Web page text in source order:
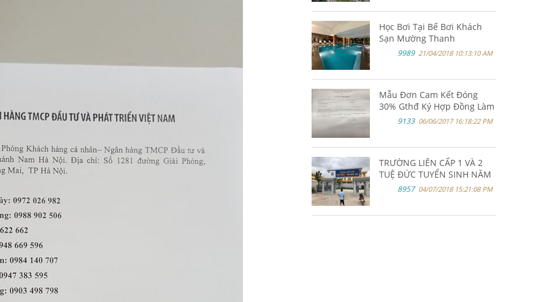
Học Bơi Tại Bế Bơi Khách
Sạn Mường Thanh
9989 21/04/2018 10:13:10 AM
Mẫu Đơn Cam Kết Đóng
30% Gthđ Ký Hợp Đồng Làm
Hồ Sơ Vay Vốn Ngân Hàng
9133 06/06/2017 16:18:22 PM
TRƯỜNG LIÊN CẤP 1 VÀ 2
TUỆ ĐỨC TUYỂN SINH NĂM
HỌC 2018-2019 TẠI KHU ĐÔ
8957 04/07/2018 15:21:08 PM